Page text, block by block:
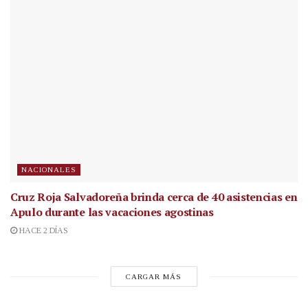
NACIONALES
Cruz Roja Salvadoreña brinda cerca de 40 asistencias en
Apulo durante las vacaciones agostinas
HACE 2 DÍAS
CARGAR MÁS